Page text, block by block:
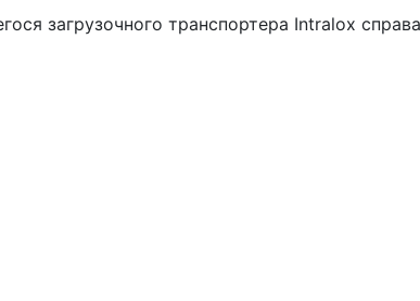
загрузочного транспортера Intralox